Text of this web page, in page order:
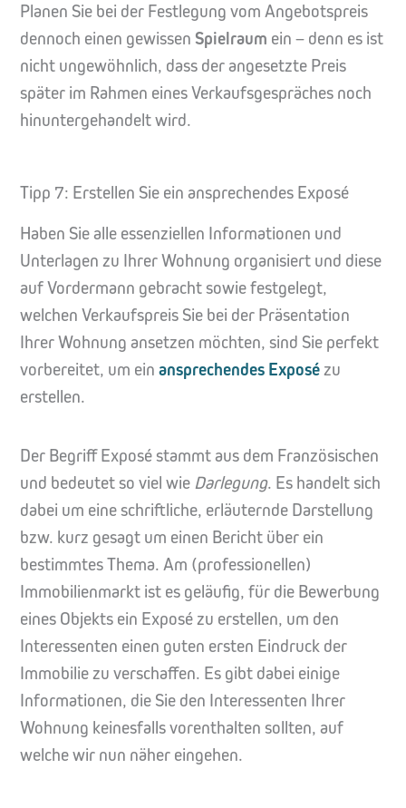
Planen Sie bei der Festlegung vom Angebotspreis
dennoch einen gewissen Spielraum ein – denn es ist
nicht ungewöhnlich, dass der angesetzte Preis
später im Rahmen eines Verkaufsgespräches noch
hinuntergehandelt wird.
Tipp 7: Erstellen Sie ein ansprechendes Exposé
Haben Sie alle essenziellen Informationen und
Unterlagen zu Ihrer Wohnung organisiert und diese
auf Vordermann gebracht sowie festgelegt,
welchen Verkaufspreis Sie bei der Präsentation
Ihrer Wohnung ansetzen möchten, sind Sie perfekt
vorbereitet, um ein ansprechendes Exposézu
erstellen.
Der Begriff Exposé stammt aus dem Französischen
und bedeutet so viel wie Darlegung. Es handelt sich
dabei um eine schriftliche, erläuternde Darstellung
bzw. kurz gesagt um einen Bericht über ein
bestimmtes Thema. Am (professionellen)
Immobilienmarkt ist es geläufig, für die Bewerbung
eines Objekts ein Exposé zu erstellen, um den
Interessenten einen guten ersten Eindruck der
Immobilie zu verschaffen. Es gibt dabei einige
Informationen, die Sie den Interessenten Ihrer
Wohnung keinesfalls vorenthalten sollten, auf
welche wir nun näher eingehen.